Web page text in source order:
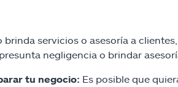
brinda servicios o asesoría a
negligencia o brindar
tu negocio: Es posible que